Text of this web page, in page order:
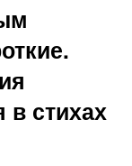
в стихах